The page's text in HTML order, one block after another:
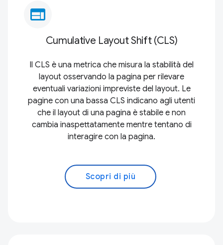
web
Cumulative Layout Shift (CLS)
Il CLS è una metrica che misura la stabilità del
layout osservando la pagina per rilevare
eventuali variazioni impreviste del layout. Le
pagine con una bassa CLS indicano agli utenti
che il layout di una pagina è stabile e non
cambia inaspettatamente mentre tentano di
interagire con la pagina.
Scopri di più